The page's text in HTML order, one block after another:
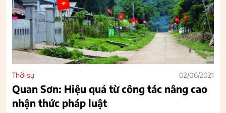
Thời sự 02/06/2021
Quan Sơn: Hiệu quả từ công tác nâng cao
nhận thức pháp luật